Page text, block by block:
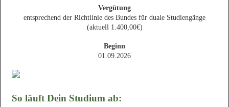
Vergütung
entsprechend der Richtlinie des Bundes für duale Studiengänge
(aktuell 1.400,00€)
Beginn
01.09.2026
So läuft Dein Studium ab: